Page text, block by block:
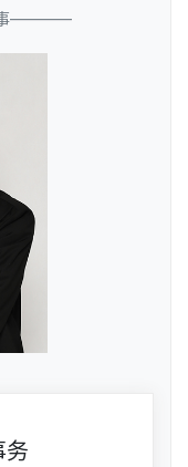
事————
务